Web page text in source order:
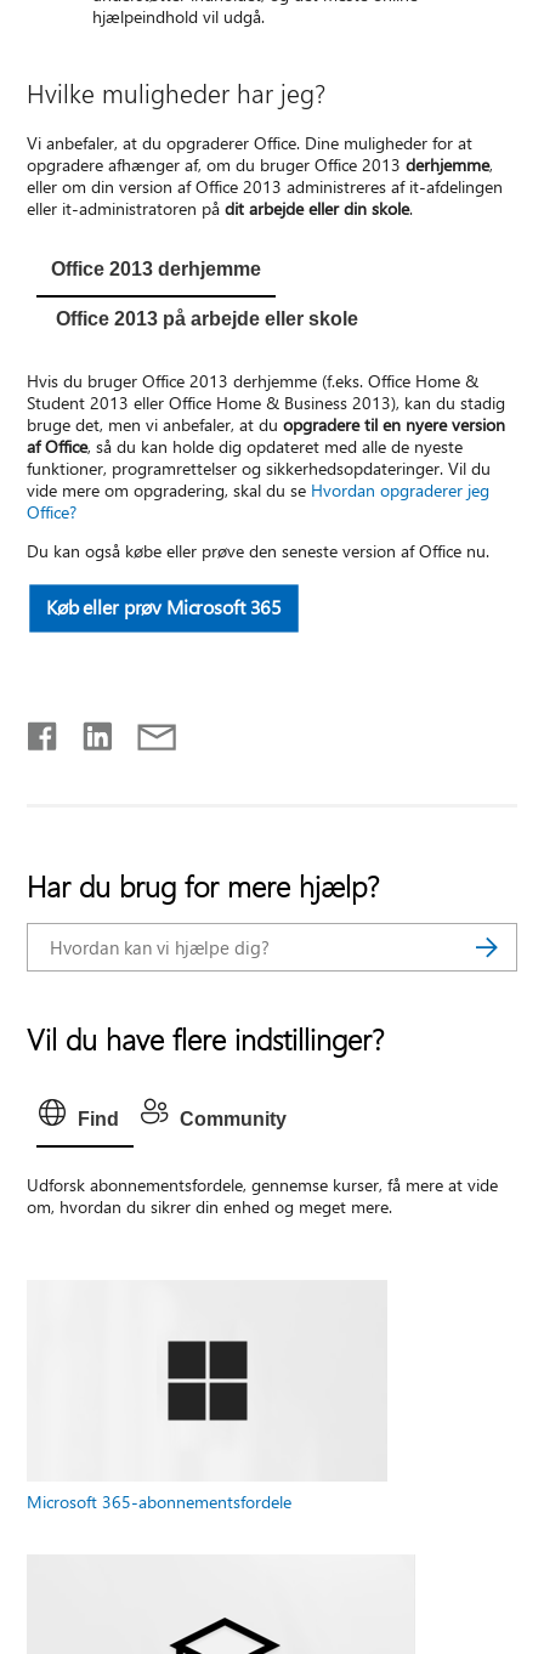
hjælpeindhold vil udgå.
Hvilke muligheder har jeg?
Vi anbefaler, at du opgraderer Office. Dine muligheder for at
opgradere afhænger af, om du bruger Office 2013derhjemme,
eller om din version af Office 2013 administreres af it-afdelingen
eller it-administratoren pådit arbejde eller din skole.
Office 2013 derhjemme
Office 2013 på arbejde eller skole
Hvis du bruger Office 2013 derhjemme (f.eks. Office Home &
Student 2013 eller Office Home & Business 2013), kan du stadig
bruge det, men vi anbefaler, at duopgradere til en nyere version
af Office, så du kan holde dig opdateret med alle de nyeste
funktioner, programrettelser og sikkerhedsopdateringer. Vil du
vide mere om opgradering, skal du se Hvordan opgraderer jeg
Office?
Du kan også købe eller prøve den seneste version af Office nu.
Køb eller prøv Microsoft 365
Har du brug for mere hjælp?
Vil du have flere indstillinger?
Find Community
Udforsk abonnementsfordele, gennemse kurser, få mere at vide
om, hvordan du sikrer din enhed og meget mere.
Microsoft 365-abonnementsfordele